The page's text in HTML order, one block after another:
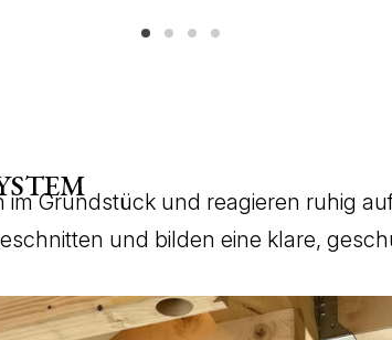
Grundstück und reagieren ruhig
und bilden eine klare,